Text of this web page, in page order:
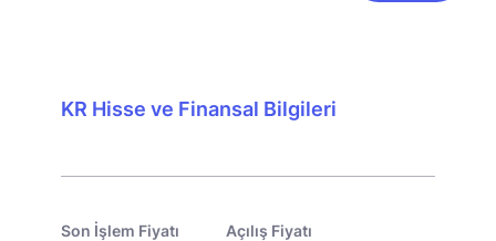
KR Hisse ve Finansal Bilgileri
Son İşlem Fiyatı
Açılış Fiyatı